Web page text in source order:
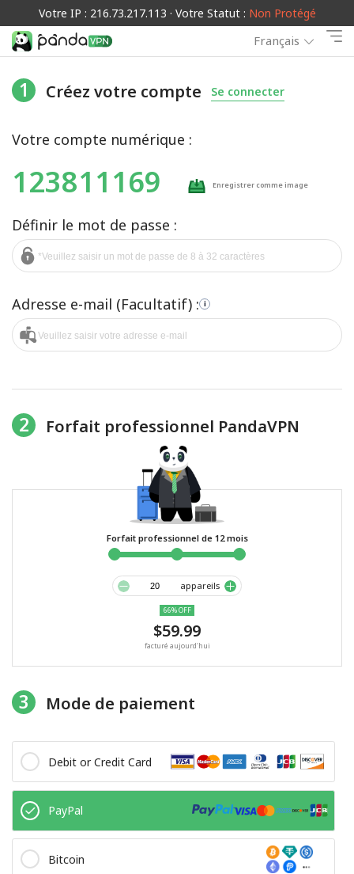
Votre IP : 216.73.217.113 · Votre Statut : Non Protégé
Français
1 Créez votre compte Se connecter
Votre compte numérique :
123811169 Enregistrer comme image
Définir le mot de passe :
Adresse e-mail (Facultatif) : i
2 Forfait professionnel PandaVPN
Forfait professionnel de 12 mois
appareils
66% OFF
$59.99
facturé aujourd'hui
3 Mode de paiement
Debit or Credit Card
PayPal
Bitcoin